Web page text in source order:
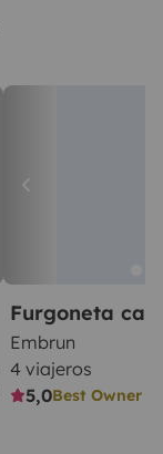
Furgoneta
Embrun
4 viajeros
5,0Best Owner